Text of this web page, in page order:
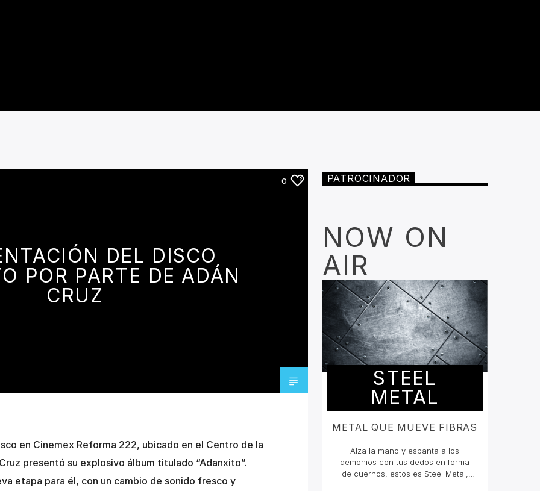
0
DEL DISCO
POR PARTE DE ADÁN
CRUZ
en Cinemex Reforma 222, ubicado en el Centro de la
presentó su explosivo álbum titulado “Adanxito”.
etapa para él, con un cambio de sonido fresco y
PATROCINADOR
NOW ON
AIR
STEEL
METAL
METAL QUE MUEVE FIBRAS
Alza la mano y espanta a los
demonios con tus dedos en forma
de cuernos, estos es Steel Metal,